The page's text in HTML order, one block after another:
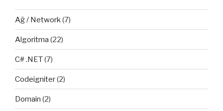
Ağ / Network(7)
Algoritma (22)
C# .NET(7)
Codeigniter(2)
Domain (2)